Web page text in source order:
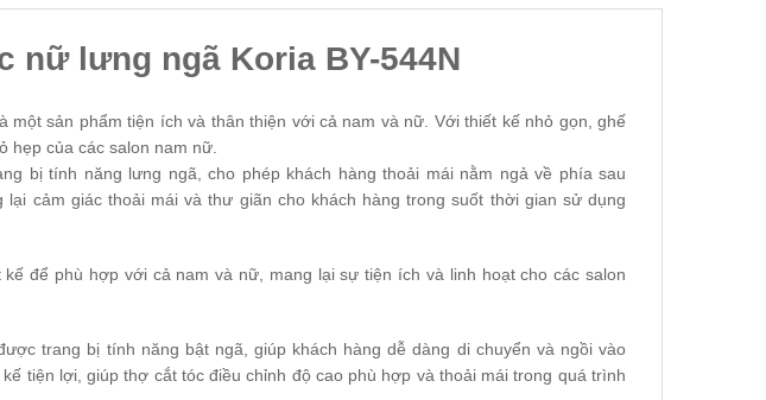
nữ lưng ngã Koria BY-544N
một sản phẩm tiện ích và thân thiện với cả nam và nữ. Với thiết kế nhỏ gọn, ghế
hẹp của các salon nam nữ.
bị tính năng lưng ngã, cho phép khách hàng thoải mái nằm ngả về phía sau
cảm giác thoải mái và thư giãn cho khách hàng trong suốt thời gian sử dụng
để phù hợp với cả nam và nữ, mang lại sự tiện ích và linh hoạt cho các salon
trang bị tính năng bật ngã, giúp khách hàng dễ dàng di chuyển và ngồi vào
tiện lợi, giúp thợ cắt tóc điều chỉnh độ cao phù hợp và thoải mái trong quá trình